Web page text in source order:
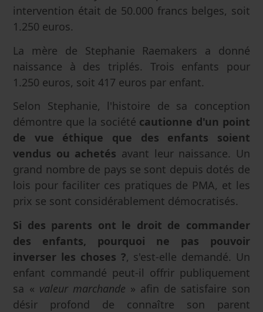
intervention était de 50.000 francs belges, soit
1.250 euros.
La mère de Stephanie Raemakers a donné
naissance à des triplés. Trois enfants pour
1.250 euros, soit 417 euros par enfant.
Selon Stephanie, l'histoire de sa conception
démontre que la société cautionne d'un point
de vue éthique que des enfants soient
vendus ou achetés avant leur naissance. Un
grand nombre de pays se sont depuis dotés de
lois pour faciliter ces pratiques de PMA, et les
prix se sont considérablement démocratisés.
Si des parents ont le droit de commander
des enfants, pourquoi ne pas pouvoir
inverser les choses ?, s'est-elle demandé. Un
enfant commandé peut-il offrir publiquement
sa « valeur marchande » afin de satisfaire son
désir profond de connaître son parent